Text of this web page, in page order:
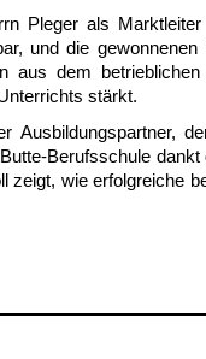
Pleger als
und die
aus dem
stärkt.
Berufsschule
zeigt, wie erfolgreiche